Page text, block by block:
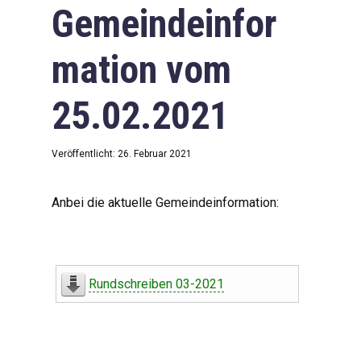
Downloads
Impressum
Datenschutzerklärung
Gemeindeinfor
mation vom
25.02.2021
Veröffentlicht: 26. Februar 2021
Anbei die aktuelle Gemeindeinformation:
Rundschreiben 03-2021